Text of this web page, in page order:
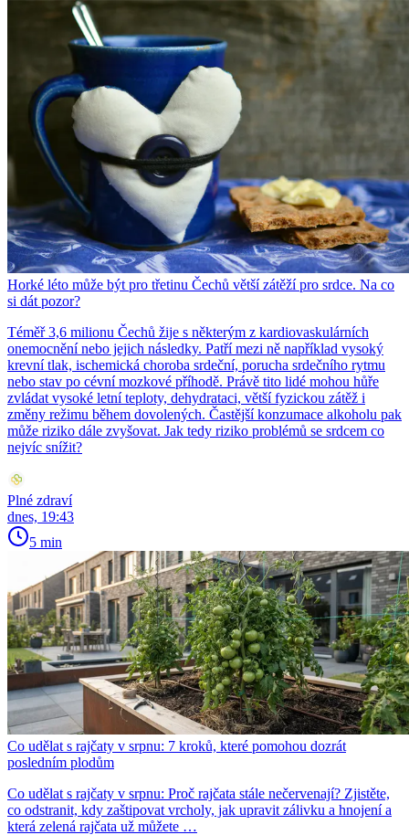
Horké léto může být pro třetinu Čechů větší zátěží pro srdce. Na co
si dát pozor?
Téměř 3,6 milionu Čechů žije s některým z kardiovaskulárních
onemocnění nebo jejich následky. Patří mezi ně například vysoký
krevní tlak, ischemická choroba srdeční, porucha srdečního rytmu
nebo stav po cévní mozkové příhodě. Právě tito lidé mohou hůře
zvládat vysoké letní teploty, dehydrataci, větší fyzickou zátěž i
změny režimu během dovolených. Častější konzumace alkoholu pak
může riziko dále zvyšovat. Jak tedy riziko problémů se srdcem co
nejvíc snížit?
Plné zdraví
dnes, 19:43
5 min
Co udělat s rajčaty v srpnu: 7 kroků, které pomohou dozrát
posledním plodům
Co udělat s rajčaty v srpnu: Proč rajčata stále nečervenají? Zjistěte,
co odstranit, kdy zaštipovat vrcholy, jak upravit zálivku a hnojení a
která zelená rajčata už můžete …